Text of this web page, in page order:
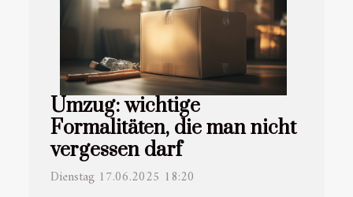
Umzug: wichtige
Formalitäten, die man nicht
vergessen darf
Dienstag 17.06.2025 18:20